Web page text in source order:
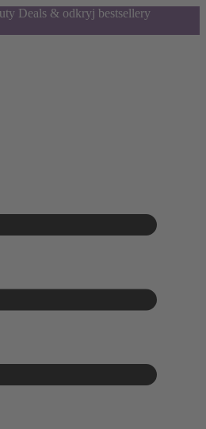
Deals & odkryj bestsellery